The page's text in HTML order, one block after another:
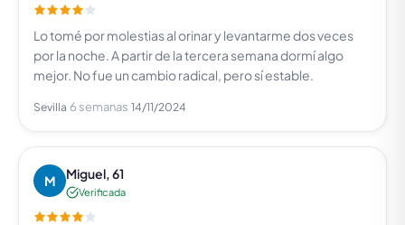
Lo tomé por molestias al orinar y levantarme dos veces
por la noche. A partir de la tercera semana dormí algo
mejor. No fue un cambio radical, pero sí estable.
Sevilla 6 semanas 14/11/2024
M Miguel, 61
Verificada